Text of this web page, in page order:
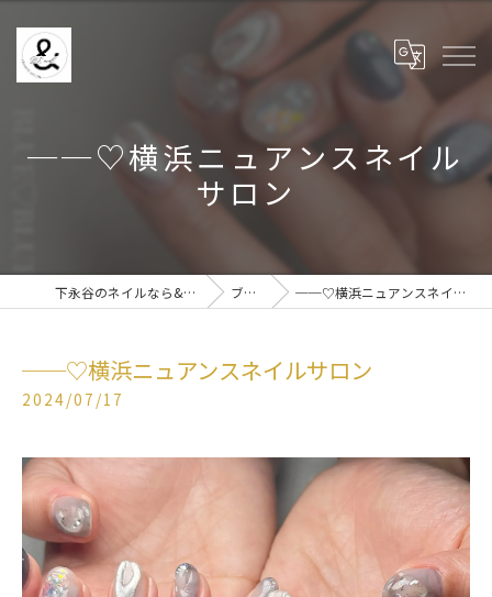
──♡横浜ニュアンスネイル
サロン
下永谷のネイルなら& BE nail ブログ ──♡横浜ニュアンスネイルサロン
──♡横浜ニュアンスネイルサロン
2024/07/17